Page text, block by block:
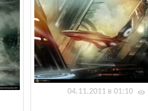
04.11.2011 в 01:10